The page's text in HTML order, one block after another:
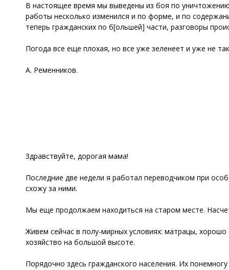
В настоящее время мы выведены из боя по
работы несколько изменился и по форме, и по
теперь гражданских по б[ольшей] части, разговоры
Погода все еще плохая, но все уже зеленеет и уже не
А. Ременников.
Здравствуйте, дорогая мама!
Последние две недели я работал переводчиком при
схожу за ними.
Мы еще продолжаем находиться на старом месте.
Живем сейчас в полу-мирных условиях: матрацы,
хозяйство на большой высоте.
Порядочно здесь гражданского населения. Их